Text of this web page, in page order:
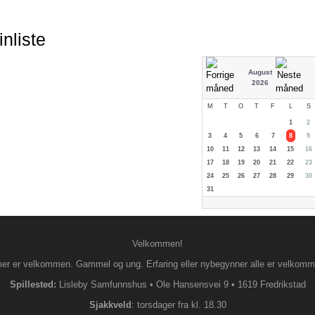
August
2026
M T O T F L S
1
2
3
4 5 6 7 8
9
10
11 12 13 14 15
16
17
18 19 20 21 22
23
24
25 26 27 28 29
30
31
Velkommen!
er velkommen. Gammel og ung. Erfaring eller nybegynner alle er
Spillested: Lisleby Samfunnshus • Ole Hansensvei 9 • 1619 Fredrikstad
Sjakkveld : torsdager fra kl. 18.30